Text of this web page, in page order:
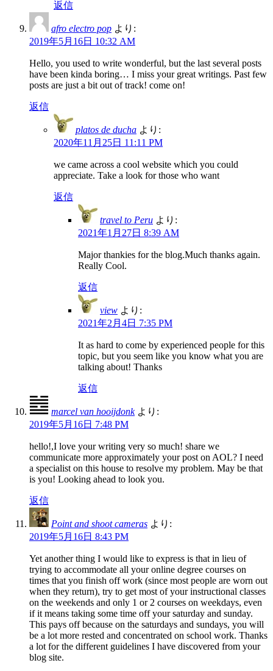
返信
afro electro pop より:
2019年5月16日 10:32 AM
Hello, you used to write wonderful, but the last several posts
have been kinda boring… I miss your great writings. Past few
posts are just a bit out of track! come on!
返信
platos de ducha より:
2020年11月25日 11:11 PM
we came across a cool website which you could
appreciate. Take a look for those who want
返信
travel to Peru より:
2021年1月27日 8:39 AM
Major thankies for the blog.Much thanks again.
Really Cool.
返信
view より:
2021年2月4日 7:35 PM
It as hard to come by experienced people for this
topic, but you seem like you know what you are
talking about! Thanks
返信
marcel van hooijdonk より:
2019年5月16日 7:48 PM
hello!,I love your writing very so much! share we
communicate more approximately your post on AOL? I need
a specialist on this house to resolve my problem. May be that
is you! Looking ahead to look you.
返信
Point and shoot cameras より:
2019年5月16日 8:43 PM
Yet another thing I would like to express is that in lieu of
trying to accommodate all your online degree courses on
times that you finish off work (since most people are worn out
when they return), try to get most of your instructional classes
on the weekends and only 1 or 2 courses on weekdays, even
if it means taking some time off your saturday and sunday.
This pays off because on the saturdays and sundays, you will
be a lot more rested and concentrated on school work. Thanks
a lot for the different guidelines I have discovered from your
blog site.